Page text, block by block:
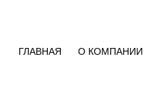
ГЛАВНАЯ О КОМПАНИИ